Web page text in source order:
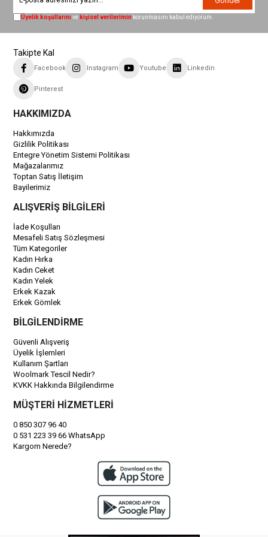
Üyelik koşullarını ve kişisel verilerimin korunmasını kabul ediyorum.
Takipte Kal
Facebook Instagram Youtube Linkedin
Pinterest
HAKKIMIZDA
Hakkımızda
Gizlilik Politikası
Entegre Yönetim Sistemi Politikası
Mağazalarımız
Toptan Satış İletişim
Bayilerimiz
ALIŞVERİŞ BİLGİLERİ
İade Koşulları
Mesafeli Satış Sözleşmesi
Tüm Kategoriler
Kadın Hırka
Kadın Ceket
Kadın Yelek
Erkek Kazak
Erkek Gömlek
BİLGİLENDİRME
Güvenli Alışveriş
Üyelik İşlemleri
Kullanım Şartları
Woolmark Tescil Nedir?
KVKK Hakkında Bilgilendirme
MÜŞTERİ HİZMETLERİ
0 850 307 96 40
0 531 223 39 66 WhatsApp
Kargom Nerede?